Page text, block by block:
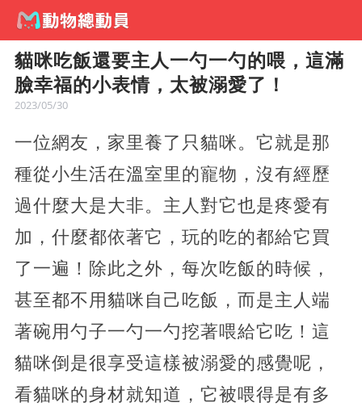
貓咪吃飯還要主人一勺一勺的喂，這滿
臉幸福的小表情，太被溺愛了！
2023/05/30
一位網友，家里養了只貓咪。它就是那
種從小生活在溫室里的寵物，沒有經歷
過什麼大是大非。主人對它也是疼愛有
加，什麼都依著它，玩的吃的都給它買
了一遍！除此之外，每次吃飯的時候，
甚至都不用貓咪自己吃飯，而是主人端
著碗用勺子一勺一勺挖著喂給它吃！這
貓咪倒是很享受這樣被溺愛的感覺呢，
看貓咪的身材就知道，它被喂得是有多